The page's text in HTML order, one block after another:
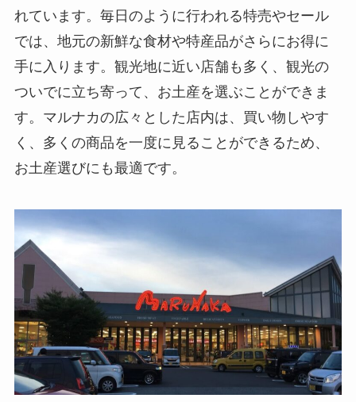
れています。毎日のように行われる特売やセール
では、地元の新鮮な食材や特産品がさらにお得に
手に入ります。観光地に近い店舗も多く、観光の
ついでに立ち寄って、お土産を選ぶことができま
す。マルナカの広々とした店内は、買い物しやす
く、多くの商品を一度に見ることができるため、
お土産選びにも最適です。